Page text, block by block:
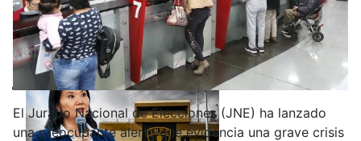
El Jurado Nacional de Elecciones (JNE) ha lanzado
una preocupante alerta que evidencia una grave crisis